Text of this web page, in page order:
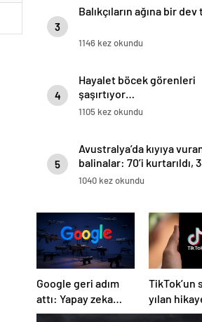
3
Balıkçıların ağına bir dev
1146 kez okundu
4
Hayalet böcek görenleri
şaşırtıyor…
1105 kez okundu
5
Avustralya’da kıyıya
balinalar: 70’i kurtarıldı,
öldü
1040 kez okundu
Google geri adım
attı: Yapay zeka
silahlar için
TikTok’un
yılan
döndü